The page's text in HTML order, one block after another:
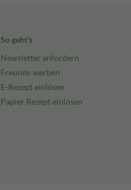
So geht's
Newsletter anfordern
Freunde werben
E-Rezept einlösen
Papier Rezept einlösen